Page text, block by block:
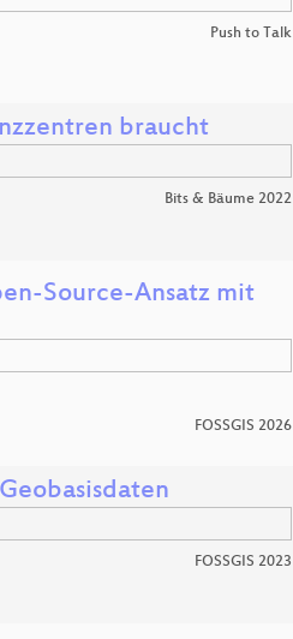
Push to Talk
braucht
Bits & Bäume 2022
Source-Ansatz mit
FOSSGIS 2026
FOSSGIS 2023